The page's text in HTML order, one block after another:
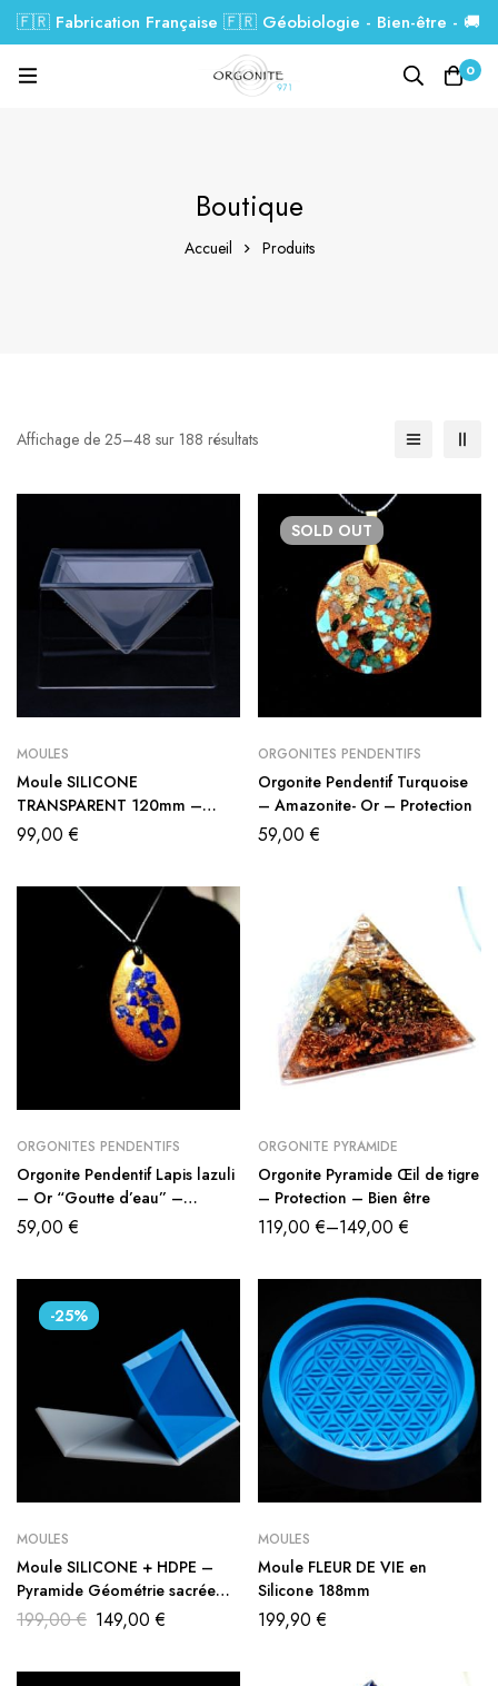
🇫🇷 Fabrication Française 🇫🇷 Géobiologie - Bien-être - 🚚
Livraison GRATUITE dés 99€.
0
Boutique
Accueil Produits
Affichage de 25–48 sur 188 résultats
MOULES
Moule SILICONE
TRANSPARENT 120mm –
Pyramide Géométrie sacrée
KHEOPS
99,00€
SOLD OUT
ORGONITES PENDENTIFS
Orgonite Pendentif Turquoise
– Amazonite- Or – Protection
59,00€
ORGONITES PENDENTIFS
Orgonite Pendentif Lapis lazuli
– Or “Goutte d’eau” –
Protection – concentration
59,00€
ORGONITE PYRAMIDE
Orgonite Pyramide Œil de tigre
– Protection – Bien être
119,00€–149,00€
-25%
MOULES
Moule SILICONE + HDPE –
Pyramide Géométrie sacrée
KHEOPS – 120mm
199,00€ 149,00€
MOULES
Moule FLEUR DE VIE en
Silicone 188mm
199,90€